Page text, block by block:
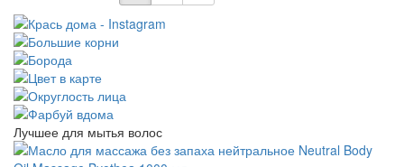
Лучшее для мытья волос